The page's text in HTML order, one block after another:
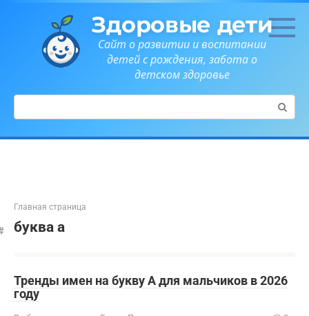
Здоровые дети
Сайт о развитии и воспитании
детей с рождения, забота о
детском здоровье
Поиск:
Главная страница
буква а
Тренды имен на букву А для мальчиков в 2026
году